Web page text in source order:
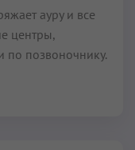
ауру и все
центры,
по позвоночнику.